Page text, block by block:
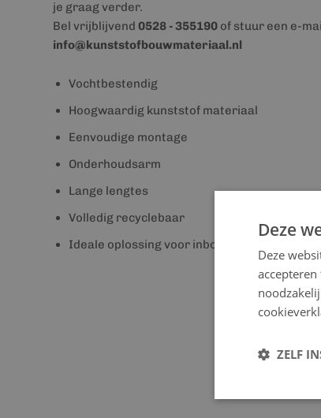
je graag verder.
Bel vrijblijvend 0528 - 355190 of stuur een e-
info@kunststofbouwmateriaal.nl
Vochtbestendig
Hoogwaardig kunststof materiaal
Eenvoudige montage
Onderhoudsarm
Lange lengtes
Volledig recyclebaar
Ideale oplossing voor inbouwspotjes
Deze
Deze
ZELF